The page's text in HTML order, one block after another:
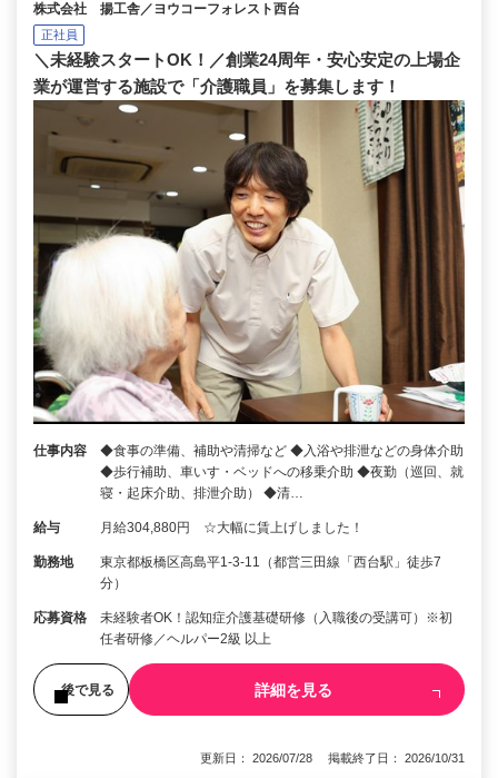
株式会社 揚工舎／ヨウコーフォレスト西台
正社員
＼未経験スタートOK！／創業24周年・安心安定の上場企
業が運営する施設で「介護職員」を募集します！
仕事内容
◆食事の準備、補助や清掃など ◆入浴や排泄などの身体介助
◆歩行補助、車いす・ベッドへの移乗介助 ◆夜勤（巡回、就
寝・起床介助、排泄介助） ◆清…
給与 月給304,880円 ☆大幅に賃上げしました！
勤務地
東京都板橋区高島平1-3-11（都営三田線「西台駅」徒歩7
分）
応募資格
未経験者OK！認知症介護基礎研修（入職後の受講可）※初
任者研修／ヘルパー2級 以上
後で見る 詳細を見る
更新日： 2026/07/28 掲載終了日： 2026/10/31